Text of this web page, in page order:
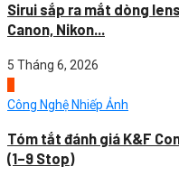
Sirui sắp ra mắt dòng
Canon, Nikon...
5 Tháng 6, 2026
Công Nghệ Nhiếp Ảnh
Tóm tắt đánh giá K&F
(1–9 Stop)